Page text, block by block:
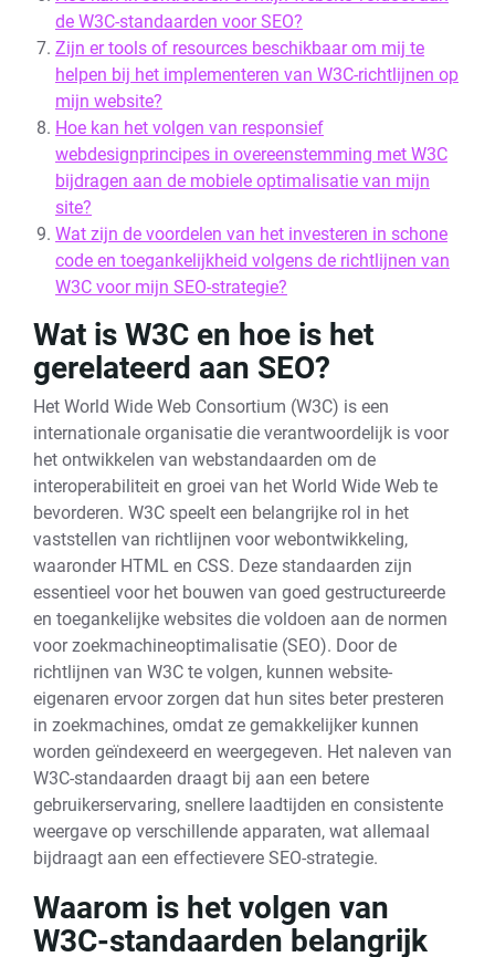
de W3C-standaarden voor SEO?
Zijn er tools of resources beschikbaar om mij te
helpen bij het implementeren van W3C-richtlijnen op
mijn website?
Hoe kan het volgen van responsief
webdesignprincipes in overeenstemming met W3C
bijdragen aan de mobiele optimalisatie van mijn
site?
Wat zijn de voordelen van het investeren in schone
code en toegankelijkheid volgens de richtlijnen van
W3C voor mijn SEO-strategie?
Wat is W3C en hoe is het
gerelateerd aan SEO?
Het World Wide Web Consortium (W3C) is een
internationale organisatie die verantwoordelijk is voor
het ontwikkelen van webstandaarden om de
interoperabiliteit en groei van het World Wide Web te
bevorderen. W3C speelt een belangrijke rol in het
vaststellen van richtlijnen voor webontwikkeling,
waaronder HTML en CSS. Deze standaarden zijn
essentieel voor het bouwen van goed gestructureerde
en toegankelijke websites die voldoen aan de normen
voor zoekmachineoptimalisatie (SEO). Door de
richtlijnen van W3C te volgen, kunnen website-
eigenaren ervoor zorgen dat hun sites beter presteren
in zoekmachines, omdat ze gemakkelijker kunnen
worden geïndexeerd en weergegeven. Het naleven van
W3C-standaarden draagt bij aan een betere
gebruikerservaring, snellere laadtijden en consistente
weergave op verschillende apparaten, wat allemaal
bijdraagt aan een effectievere SEO-strategie.
Waarom is het volgen van
W3C-standaarden belangrijk